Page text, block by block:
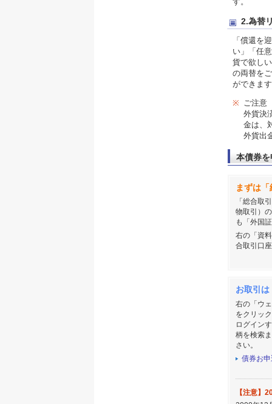
2.為替
「償還を
い」「任
貨で欲し
の両替を
ができま
※
ご注意
外貨決
金は、
外貨出
本債券
まずは
「総合取
物取引）
も「外国
右の「資
合取引口
お取引
右の「ウ
をクリッ
ログイン
柄を検索
さい。
債券お
【注意】